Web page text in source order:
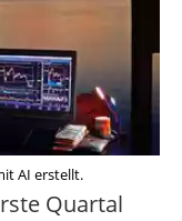
AI erstellt.
Quartal